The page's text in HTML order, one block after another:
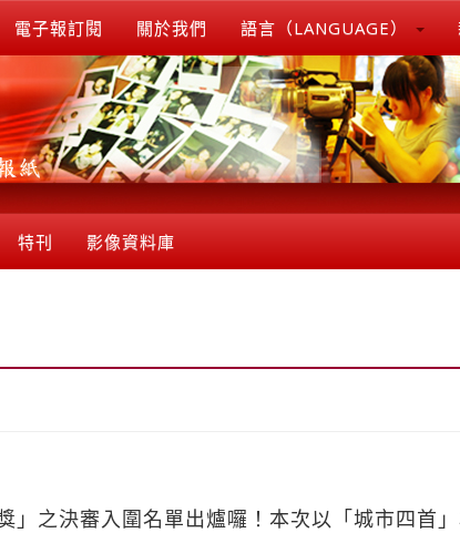
電子報訂閱 關於我們 語言（LANGUAGE）
特刊 影像資料庫
」之決審入圍名單出爐囉！本次以「城市四首」